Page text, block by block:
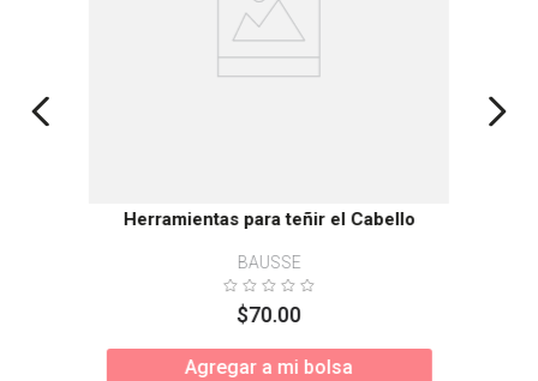
Herramientas para teñir el Cabello
BAUSSE
$70.00
Agregar a mi bolsa